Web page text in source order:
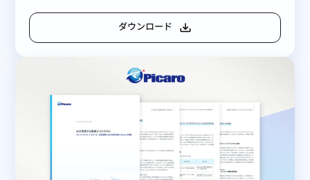
ダウンロード